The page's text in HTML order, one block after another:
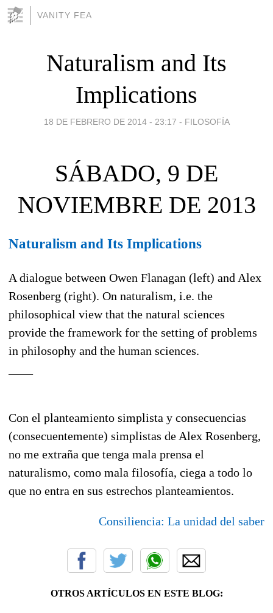
VANITY FEA
Naturalism and Its
Implications
18 DE FEBRERO DE 2014 - 23:17 - FILOSOFÍA
SÁBADO, 9 DE
NOVIEMBRE DE 2013
Naturalism and Its Implications
A dialogue between Owen Flanagan (left) and Alex
Rosenberg (right). On naturalism, i.e. the
philosophical view that the natural sciences
provide the framework for the setting of problems
in philosophy and the human sciences.
Con el planteamiento simplista y consecuencias
(consecuentemente) simplistas de Alex Rosenberg,
no me extraña que tenga mala prensa el
naturalismo, como mala filosofía, ciega a todo lo
que no entra en sus estrechos planteamientos.
Consiliencia: La unidad del saber
OTROS ARTÍCULOS EN ESTE BLOG: